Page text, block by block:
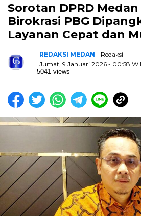
Sorotan DPRD
Birokrasi PBG
Layanan Cepat dan
REDAKSI MEDAN - Redaksi
Jumat, 9 Januari 2026 - 00:58
5041 views